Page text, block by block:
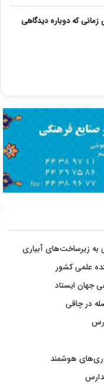
که دوباره دیدگاهی
به زیرساخت‌های آبیاری
علمی کشور
جهان ایستاد
در چاقی
هوشمند